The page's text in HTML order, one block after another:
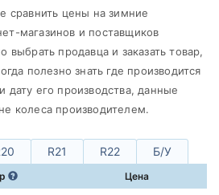
сравнить цены на зимние
магазинов и поставщиков
выбрать продавца и заказать товар,
полезно знать где производится
дату его производства, данные
колеса производителем.
R21 R22 Б/У
Цена
Подобрать